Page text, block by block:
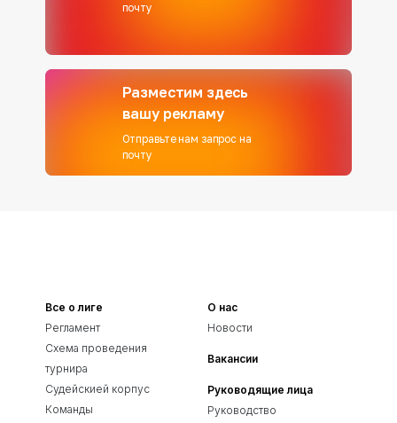
почту
Разместим здесь
вашу рекламу
Отправьте нам запрос на
почту
Все о лиге
Регламент
Схема проведения
турнира
Судейскией корпус
Команды
О нас
Новости
Вакансии
Руководящие лица
Руководство